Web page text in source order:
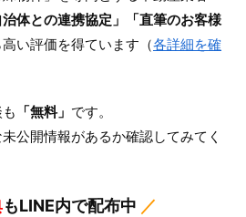
治体との連携協定」「直筆のお客様
い評価を得ています（各詳細を確
「無料」 です。
公開情報があるか確認してみてく
もLINE内で配布中 ／